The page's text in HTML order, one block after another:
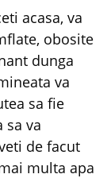
acasa, va
obosite
dunga
va
sa fie
sa va
de facut
multa apa